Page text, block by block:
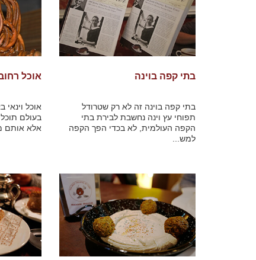
בתי קפה בוינה
בתי קפה בוינה זה לא רק שטרודל
תפוחי עץ וינה נחשבת לבירת בתי
הקפה העולמית, לא בכדי הפך הקפה
למש...
אוכל
אוכל
בעולם תוכל
אלא אותם